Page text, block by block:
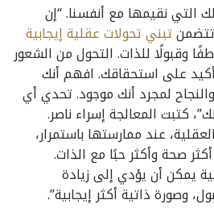
نقيمها مع أنفسنا. “إن
تتضمنتبني تحولات عقلية إيجابية
وقبولًا للذات. التحول من الشعور
على استحقاقك. افهم أنك
لمجرد أنك موجود. تحدي أي
كتبت المعالجة إسراء ناصر.
عند ممارستها باستمرار،
صحة وأكثر حبًا مع الذات.
يمكن أن يؤدي إلى زيادة
وصورة ذاتية أكثر إيجابية”.